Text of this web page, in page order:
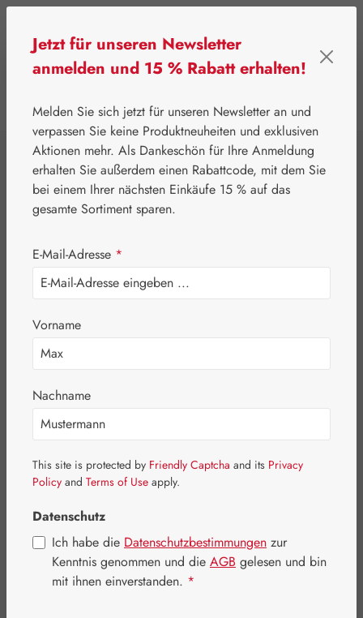
⌂ Handelswaren Tees
Dr. Kottas
Männertee
Bildergalerie überspringen
Jetzt für unseren Newsletter
anmelden und 15 % Rabatt erhalten!
Melden Sie sich jetzt für unseren Newsletter an und
verpassen Sie keine Produktneuheiten und exklusiven
Aktionen mehr. Als Dankeschön für Ihre Anmeldung
erhalten Sie außerdem einen Rabattcode, mit dem Sie
bei einem Ihrer nächsten Einkäufe 15 % auf das
gesamte Sortiment sparen.
E-Mail-Adresse *
Vorname
Nachname
This site is protected by Friendly Captcha and its Privacy
Policy and Terms of Use apply.
Datenschutz
Ich habe die Datenschutzbestimmungen zur
Kenntnis genommen und die AGB gelesen und bin
mit ihnen einverstanden. *